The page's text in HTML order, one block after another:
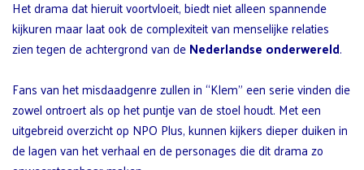
Het drama dat hieruit voortvloeit, biedt niet alleen spannende
kijkuren maar laat ook de complexiteit van menselijke relaties
zien tegen de achtergrond van deNederlandse onderwereld.
Fans van het misdaadgenre zullen in “Klem” een serie vinden die
zowel ontroert als op het puntje van de stoel houdt. Met een
uitgebreid overzicht op NPO Plus, kunnen kijkers dieper duiken in
de lagen van het verhaal en de personages die dit drama zo